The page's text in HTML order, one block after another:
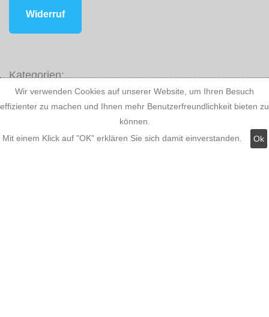
Widerruf
Kategorien:
LED Stuckleisten
Wir verwenden Cookies auf unserer Website, um Ihren Besuch
effizienter zu machen und Ihnen mehr Benutzerfreundlichkeit bieten zu
können.
Mit einem Klick auf "OK" erklären Sie sich damit einverstanden.
Ok